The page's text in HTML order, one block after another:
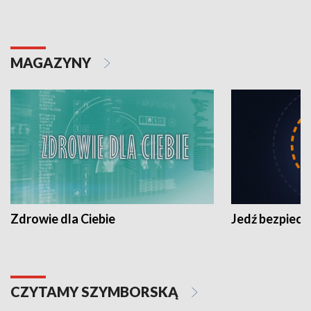
MAGAZYNY
Zdrowie dla Ciebie Jedź
CZYTAMY SZYMBORSKĄ